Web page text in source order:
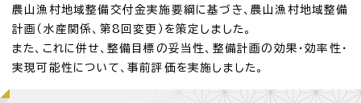
農山漁村地域整備交付金実施要綱に基づき、農山漁村地域整備
計画（水産関係、第8回変更）を策定しました。
また、これに併せ、整備目標の妥当性、整備計画の効果・効率性・
実現可能性について、事前評価を実施しました。